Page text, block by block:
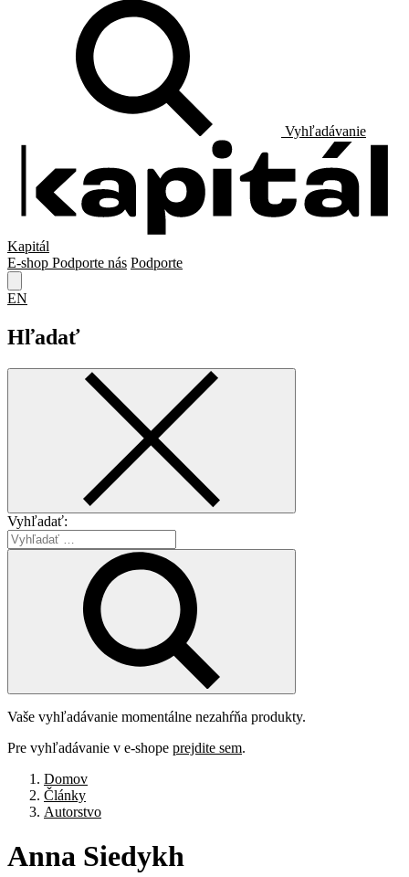
Vyhľadávanie
Kapitál
E-shop Podporte nás Podporte
EN
Hľadať
Vyhľadať:
Vaše vyhľadávanie momentálne nezahŕňa produkty.
Pre vyhľadávanie v e-shope prejdite sem.
Domov
Články
Autorstvo
Anna Siedykh